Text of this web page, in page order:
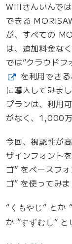
い
ブ
ラ
ウ
ザ
へ
の
対
応
つ
い
て
”
の
Willさんいんで
できる
が、すべての
は、追加料金な
では“クラウドフ
を利用でき
に導入してみま
プランは、利用
がなく、1,000万
今回、視認性が
ザインフォント
ゴ” をベースフ
ゴ” を使ってみま
“ くもやじ ” とか “
か “すずむし ” と